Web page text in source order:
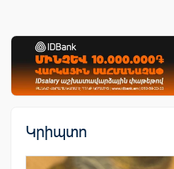
Կրիպտո